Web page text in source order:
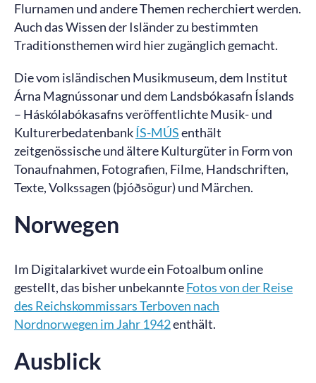
Flurnamen und andere Themen recherchiert werden.
Auch das Wissen der Isländer zu bestimmten
Traditionsthemen wird hier zugänglich gemacht.
Die vom isländischen Musikmuseum, dem Institut
Árna Magnússonar und dem Landsbókasafn Íslands
– Háskólabókasafns veröffentlichte Musik- und
KulturerbedatenbankÍS-MÚSenthält
zeitgenössische und ältere Kulturgüter in Form von
Tonaufnahmen, Fotografien, Filme, Handschriften,
Texte, Volkssagen (þjóðsögur) und Märchen.
Norwegen
Im Digitalarkivet wurde ein Fotoalbum online
gestellt, das bisher unbekannteFotos von der Reise
des Reichskommissars Terboven nach
Nordnorwegen im Jahr 1942enthält.
Ausblick